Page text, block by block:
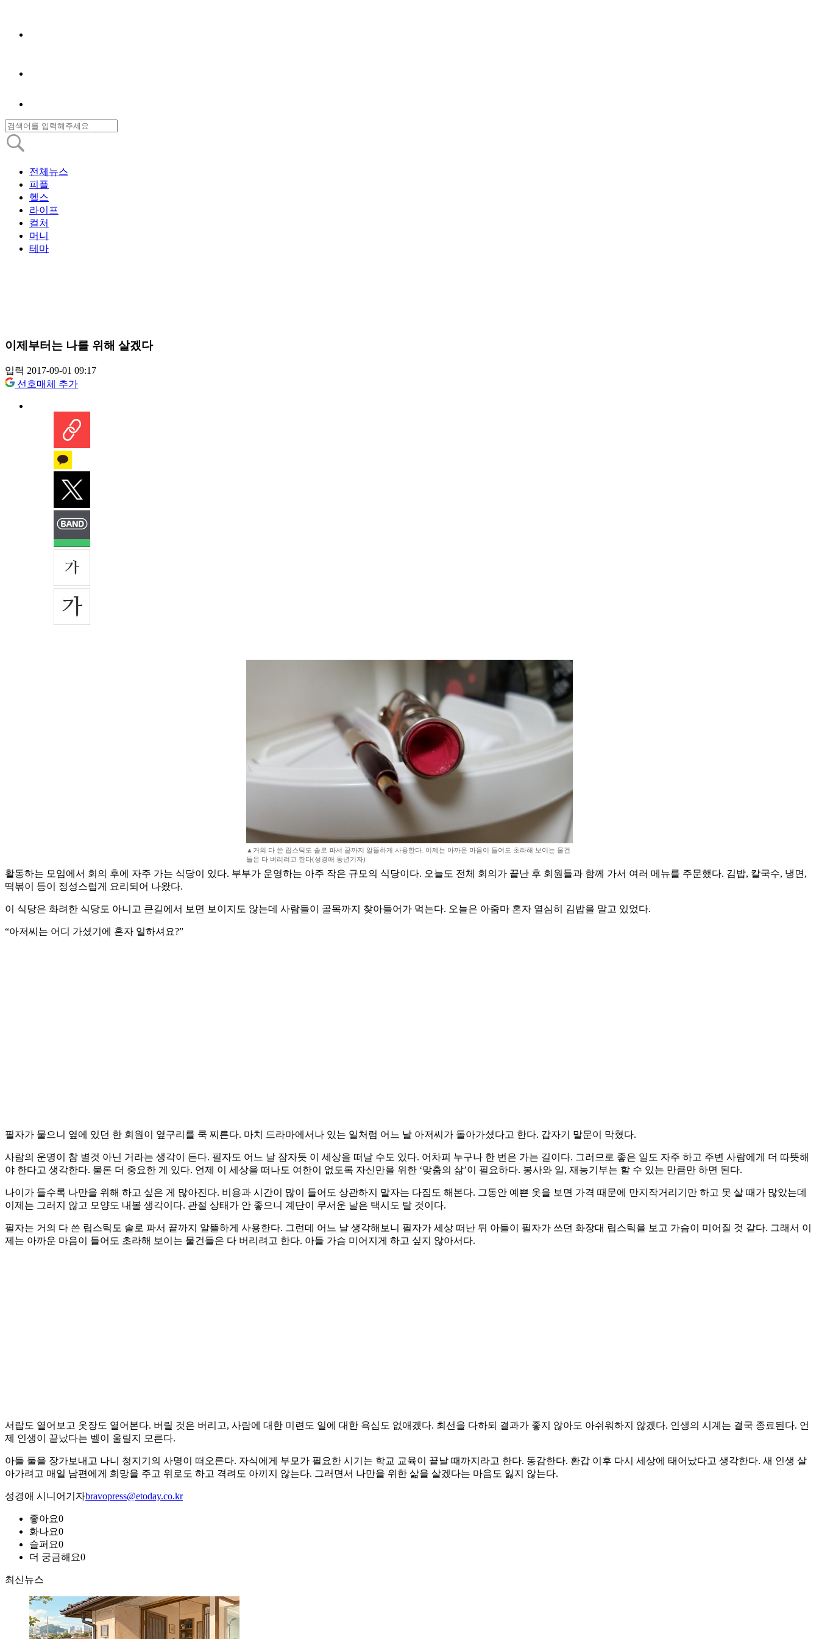
전체뉴스
피플
헬스
라이프
컬처
머니
테마
이제부터는 나를 위해 살겠다
입력 2017-09-01 09:17
선호매체 추가
▲거의 다 쓴 립스틱도 솔로 파서 끝까지 알뜰하게 사용한다. 이제는 아까운 마음이 들어도 초라해 보이는 물건
들은 다 버리려고 한다(성경애 동년기자)
활동하는 모임에서 회의 후에 자주 가는 식당이 있다. 부부가 운영하는 아주 작은 규모의 식당이다. 오늘도 전체 회의가 끝난 후 회원들과 함께 가서 여러 메뉴를 주문했다. 김밥, 칼국수, 냉면,
떡볶이 등이 정성스럽게 요리되어 나왔다.
이 식당은 화려한 식당도 아니고 큰길에서 보면 보이지도 않는데 사람들이 골목까지 찾아들어가 먹는다. 오늘은 아줌마 혼자 열심히 김밥을 말고 있었다.
“아저씨는 어디 가셨기에 혼자 일하셔요?”
필자가 물으니 옆에 있던 한 회원이 옆구리를 쿡 찌른다. 마치 드라마에서나 있는 일처럼 어느 날 아저씨가 돌아가셨다고 한다. 갑자기 말문이 막혔다.
사람의 운명이 참 별것 아닌 거라는 생각이 든다. 필자도 어느 날 잠자듯 이 세상을 떠날 수도 있다. 어차피 누구나 한 번은 가는 길이다. 그러므로 좋은 일도 자주 하고 주변 사람에게 더 따뜻해
야 한다고 생각한다. 물론 더 중요한 게 있다. 언제 이 세상을 떠나도 여한이 없도록 자신만을 위한 ‘맞춤의 삶’이 필요하다. 봉사와 일, 재능기부는 할 수 있는 만큼만 하면 된다.
나이가 들수록 나만을 위해 하고 싶은 게 많아진다. 비용과 시간이 많이 들어도 상관하지 말자는 다짐도 해본다. 그동안 예쁜 옷을 보면 가격 때문에 만지작거리기만 하고 못 살 때가 많았는데
이제는 그러지 않고 모양도 내볼 생각이다. 관절 상태가 안 좋으니 계단이 무서운 날은 택시도 탈 것이다.
필자는 거의 다 쓴 립스틱도 솔로 파서 끝까지 알뜰하게 사용한다. 그런데 어느 날 생각해보니 필자가 세상 떠난 뒤 아들이 필자가 쓰던 화장대 립스틱을 보고 가슴이 미어질 것 같다. 그래서 이
제는 아까운 마음이 들어도 초라해 보이는 물건들은 다 버리려고 한다. 아들 가슴 미어지게 하고 싶지 않아서다.
서랍도 열어보고 옷장도 열어본다. 버릴 것은 버리고, 사람에 대한 미련도 일에 대한 욕심도 없애겠다. 최선을 다하되 결과가 좋지 않아도 아쉬워하지 않겠다. 인생의 시계는 결국 종료된다. 언
제 인생이 끝났다는 벨이 울릴지 모른다.
아들 둘을 장가보내고 나니 청지기의 사명이 떠오른다. 자식에게 부모가 필요한 시기는 학교 교육이 끝날 때까지라고 한다. 동감한다. 환갑 이후 다시 세상에 태어났다고 생각한다. 새 인생 살
아가려고 매일 남편에게 희망을 주고 위로도 하고 격려도 아끼지 않는다. 그러면서 나만을 위한 삶을 살겠다는 마음도 잃지 않는다.
성경애 시니어기자bravopress@etoday.co.kr
좋아요0
화나요0
슬퍼요0
더 궁금해요0
최신뉴스